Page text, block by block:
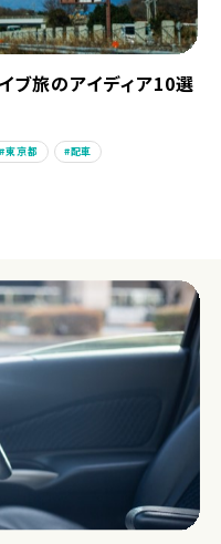
ブ旅のアイディア10選
東京都 配車